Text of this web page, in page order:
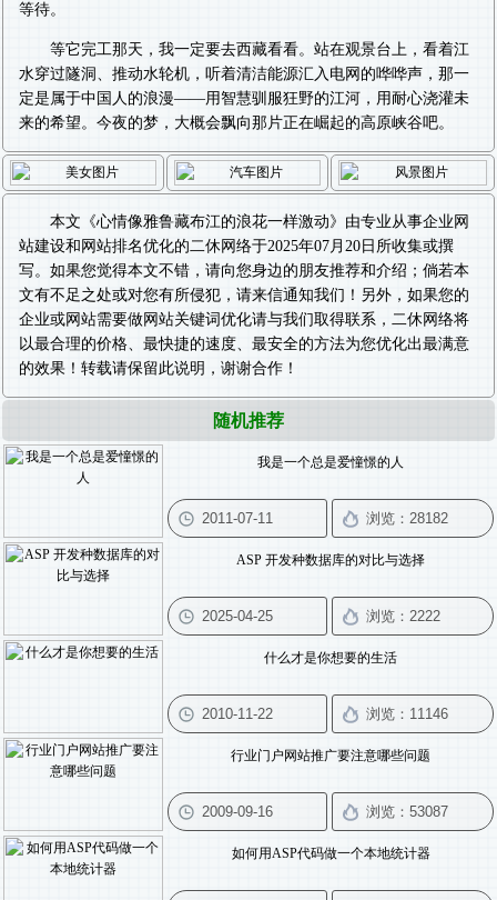
等待。
等它完工那天，我一定要去西藏看看。站在观景台上，看着江
水穿过隧洞、推动水轮机，听着清洁能源汇入电网的哗哗声，那一
定是属于中国人的浪漫——用智慧驯服狂野的江河，用耐心浇灌未
来的希望。今夜的梦，大概会飘向那片正在崛起的高原峡谷吧。
本文《心情像雅鲁藏布江的浪花一样激动》由专业从事企业网
站建设和 网站排名优化的二休网络于2025年07月20日所收集或撰
写。如果您觉得本文不错，请向您身边的朋友推荐和介绍；倘若本
文有不足之处或对您有所侵犯，请来信通知我们！另外，如果您的
企业或网站需要做网站关键词优化请与我们取得联系，二休网络将
以最合理的价格、最快捷的速度、最安全的方法为您优化出最满意
的效果！转载请保留此说明，谢谢合作！
随机推荐
我是一个总是爱憧憬的人
ASP 开发种数据库的对比与选择
什么才是你想要的生活
行业门户网站推广要注意哪些问题
如何用ASP代码做一个本地统计器